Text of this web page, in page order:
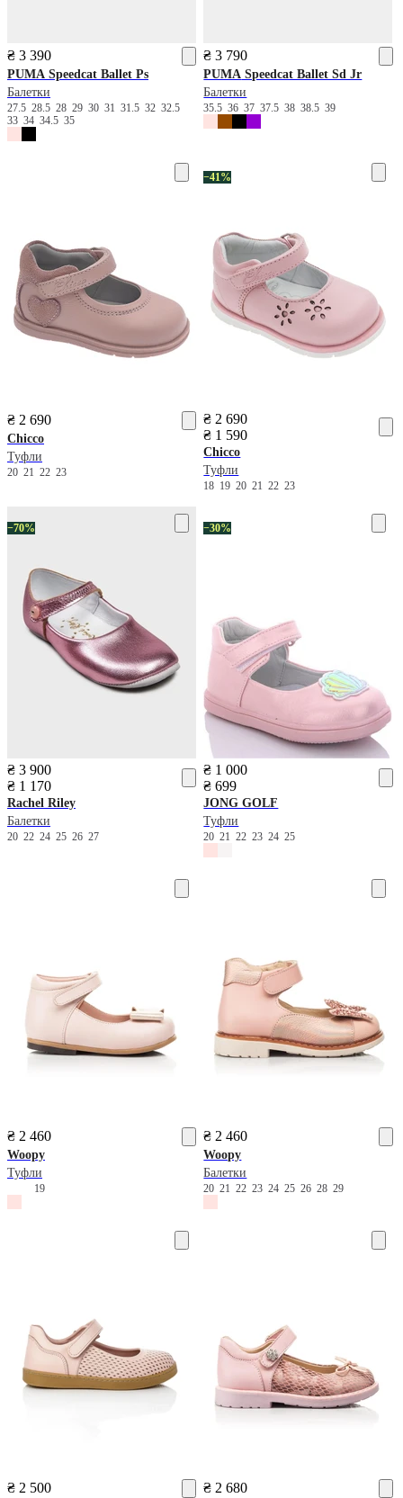
₴ 3 390
PUMA Speedcat Ballet Ps
Балетки
27.5 28.5 28 29 30 31 31.5 32 32.5
33 34 34.5 35
₴ 3 790
PUMA Speedcat Ballet Sd Jr
Балетки
35.5363737.53838.539
₴ 2 690
Chicco
Туфли
20 21 22 23
−41%
₴ 2 690
₴ 1 590
Chicco
Туфли
18 1920212223
−70%
₴ 3 900
₴ 1 170
Rachel Riley
Балетки
20 22 24 25 26 27
−30%
₴ 1 000
₴ 699
JONG GOLF
Туфли
202122232425
₴ 2 460
Woopy
Туфли
19
₴ 2 460
Woopy
Балетки
202122232425262829
₴ 2 500 ₴ 2 680